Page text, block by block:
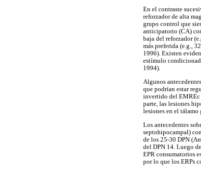
En el contraste
reforzador de alta
grupo control que
anticipatorio (CA)
baja del reforzador
más preferida (e.g.,
1996). Existen
estímulo
1994).
Algunos
que podrían estar
invertido del EMREc
parte, las lesiones
lesiones en el
Los antecedentes
septohipocampal)
de los 25-30 DPN
del DPN 14. Luego
EPR consumatorios
por lo que los ERPs